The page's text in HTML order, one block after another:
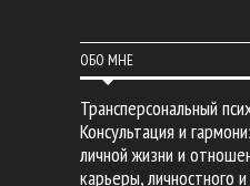
ОБО МНЕ
Трансперсональный
Консультация и
личной жизни и
карьеры, личностного